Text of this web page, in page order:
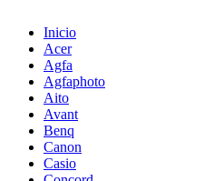
Inicio
Acer
Agfa
Agfaphoto
Aito
Avant
Benq
Canon
Casio